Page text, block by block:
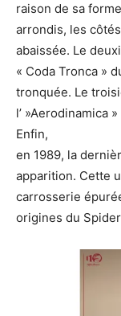
raison de sa
arrondis, les
abaissée. Le
« Coda Tronca »
tronquée. Le
l’ »Aerodinamica
Enfin,
en 1989, la
apparition. Cette
carrosserie
origines du